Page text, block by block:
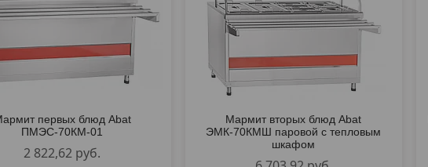
первых блюд Abat
ПМЭС-70КМ-01
2 822,62 руб.
Мармит вторых блюд Abat
ЭМК-70КМШ паровой с тепловым
шкафом